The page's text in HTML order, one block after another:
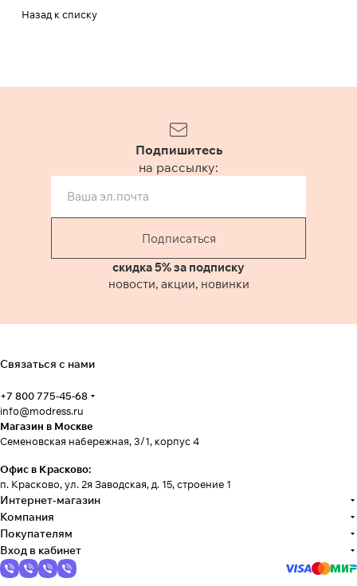
минимальном температурном режиме
через х/б ткань без пара,
Назад к списку
Подпишитесь
на рассылку:
Подписаться
скидка 5% за подписку
новости, акции, новинки
Связаться с нами
+7 800 775-45-68
info@modress.ru
Магазин в Москве
Семеновская набережная, 3/1, корпус 4
Офис в Красково:
п. Красково, ул. 2я Заводская, д. 15, строение 1
Интернет-магазин
Компания
Покупателям
Вход в кабинет